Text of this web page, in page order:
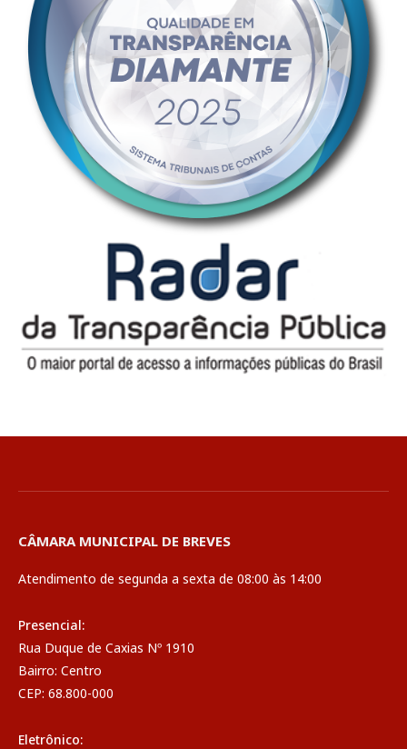
CÂMARA MUNICIPAL DE BREVES
Atendimento de segunda a sexta de 08:00 às 14:00
Presencial:
Rua Duque de Caxias Nº 1910
Bairro: Centro
CEP: 68.800-000
Eletrônico: